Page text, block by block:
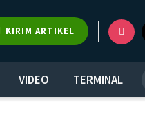
KIRIM ARTIKEL
VIDEO TERMINAL